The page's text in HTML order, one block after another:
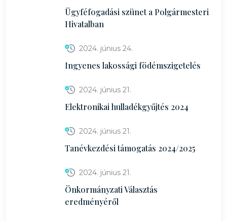
Ügyféfogadási szünet a Polgármesteri
Hivatalban
2024. június 24.
Ingyenes lakossági födémszigetelés
2024. június 21.
Elektronikai hulladékgyűjtés 2024
2024. június 21.
Tanévkezdési támogatás 2024/2025
2024. június 21.
Önkormányzati Választás
eredményéről